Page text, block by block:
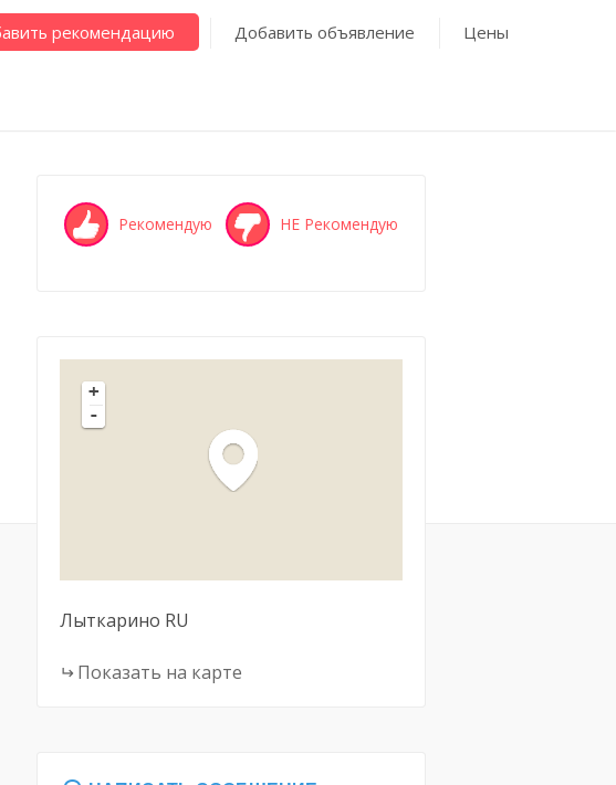
рекомендацию Добавить объявление Цены
Рекомендую НЕ Рекомендую
+
-
Лыткарино RU
Показать на карте